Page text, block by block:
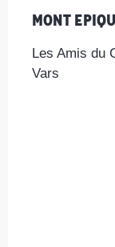
Mont
Les Amis du
Vars